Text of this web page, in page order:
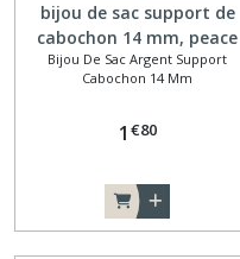
bijou de sac support de
cabochon 14 mm, peace
and love
Bijou De Sac Argent Support
Cabochon 14 Mm
1 €80